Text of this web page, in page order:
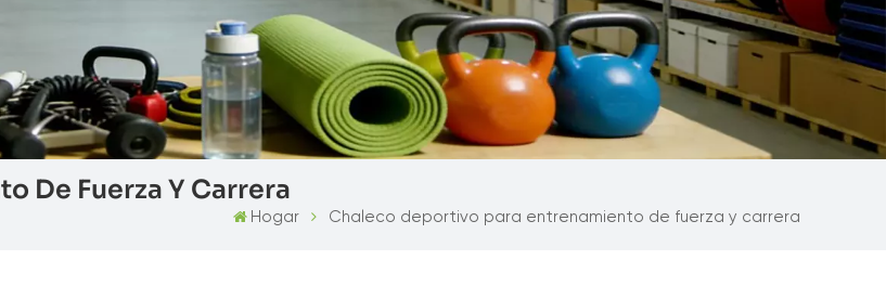
Português
De Fuerza Y ​​carrera
Hogar Chaleco deportivo para entrenamiento de fuerza y ​​carrera